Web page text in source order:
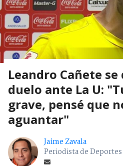
Leandro Cañete
duelo ante La U:
grave, pensé que
aguantar"
Jaime Zavala
Periodista de